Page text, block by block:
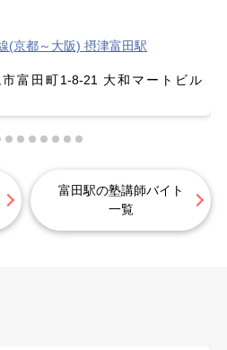
(京都～大阪) 摂津富田駅
富田町1-8-21 大和マートビル
富田駅の塾講師バイト
一覧